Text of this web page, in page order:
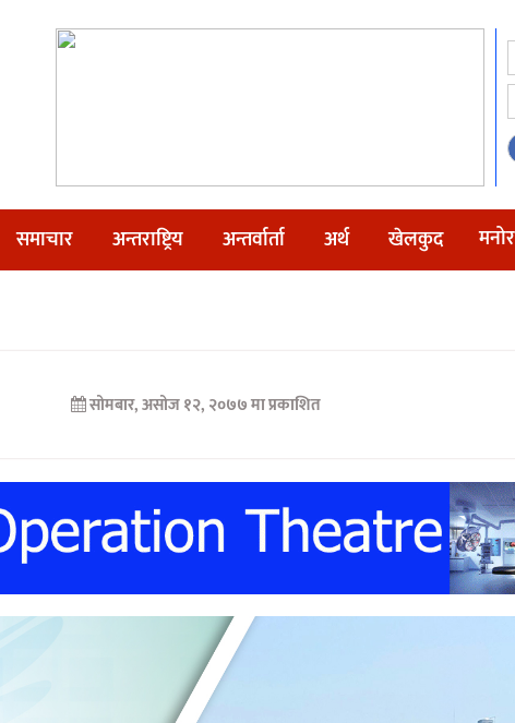
समाचार अन्तराष्ट्रिय अन्तर्वार्ता अर्थ खेलकुद
सोमबार, असोज १२, २०७७ मा प्रकाशित